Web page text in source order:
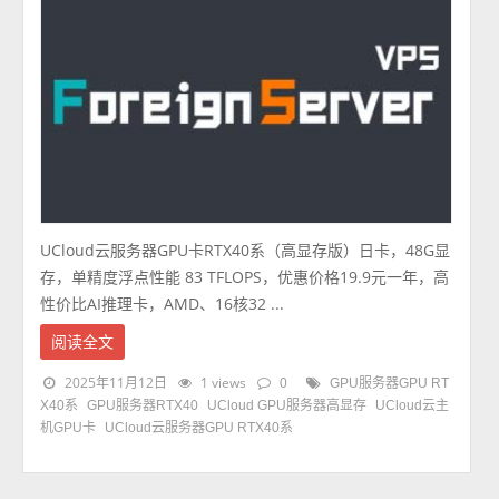
UCloud云服务器GPU卡RTX40系（高显存版）日卡，48G显
存，单精度浮点性能 83 TFLOPS，优惠价格19.9元一年，高
性价比AI推理卡，AMD、16核32 ...
阅读全文
2025年11月12日 1 views 0
GPU服务器GPU RT
X40系
GPU服务器RTX40 UCloud GPU服务器高显存
UCloud云主
机GPU卡
UCloud云服务器GPU RTX40系